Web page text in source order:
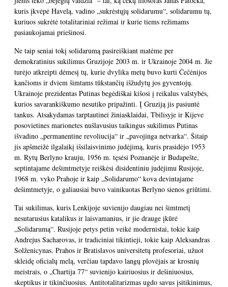
kuris įkvėpė Havelą, vadino „sukrėstųjų solidarumu“, solidarumu tų,
kuriuos sukrėtė totalitariniai režimai ir kurie tiems režimams
pasiaukojamai priešinosi.
Ne taip seniai tokį solidarumą pasireiškiant matėme per
demokratinius sukilimus Gruzijoje 2003 m. ir Ukrainoje 2004 m. Jie
turėjo atkreipti dėmesį tų, kurie dvylika metų buvo kurti Čečėnijos
kančioms ir dviem šimtams tūkstančių išžudytų jos gyventojų.
Ukrainoje prezidentas Putinas begėdiškai kišosi į reikalus valstybės,
kurios savarankiškumo nesutiko pripažinti. Į Gruziją jis pasiuntė
tankus. Atsakydamas tarptautinei žiniasklaidai, Tbilisyje ir Kijeve
posovietines marionetes nušlavusius taikingus sukilimus Putinas
išvadino „permanentine revoliucija“ ir „pavojinga netvarka“. Šitaip
jis apšmeižė ilgalaikį išsilaisvinimo judėjimą, kuris prasidėjo 1953
m. Rytų Berlyno krauju, 1956 m. tęsėsi Poznanėje ir Budapešte,
septintajame dešimtmetyje reiškėsi disidentiniu judėjimu Rusijoje,
1968 m. vyko Prahoje ir kaip „Solidarumo“ kova devintajame
dešimtmetyje, o galiausiai buvo vainikuotas Berlyno sienos griūtimi.
Tai sukilimas, kuris Lenkijoje suvienijo daugiau nei šimtmetį
nesutarusius katalikus ir laisvamanius, ir jie drauge įkūrė
„Solidarumą“. Rusijoje petys petin veikė modernistai, tokie kaip
Andrejus Sacharovas, ir tradiciniai tikintieji, tokie kaip Aleksandras
Solženicynas. Prahos ir Bratislavos universitetų profesoriai, užuot
skleidę oficialų melą, verčiau tapdavo langų plovėjais ar krosnių
meistrais, o „Chartija 77“ suvienijo kairiuosius ir dešiniuosius,
skeptikus ir tikinčiuosius. Antitotalitarizmas ugdo savus įsitikinimus,